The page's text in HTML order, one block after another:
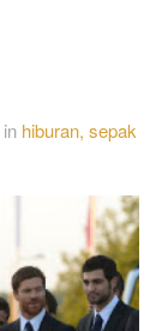
in hiburan,sepak